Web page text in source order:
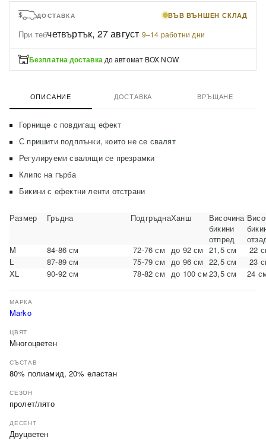
ДОСТАВКА ВЪВ ВЪНШЕН СКЛАД
При тебчетвъртък, 27 август·9–14 работни дни
Безплатна доставка до автомат BOX NOW
ОПИСАНИЕ ДОСТАВКА ВРЪЩАНЕ
Горнище с повдигащ ефект
С пришити подплънки, които не се свалят
Регулируеми свалящи се презрамки
Клипс на гърба
Бикини с ефектни ленти отстрани
Размер Гръдна ПодгръднаХанш
Височина
бикини
отпред
M
84-86 см 72-76 см до 92 см 21,5 см
22
L
87-89 см 75-79 см до 96 см 22,5 см
23
XL
90-92 см 78-82 см до 100 см23,5 см 24
МАРКА
Marko
ЦВЯТ
Многоцветен
СЪСТАВ
80% полиамид, 20% еластан
СЕЗОН
пролет/лято
ДЕСЕНТ
Двуцветен